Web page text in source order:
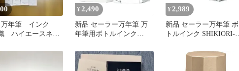
万年筆 インク
ハイエースネ
¥ 2,490
新品 セーラー万年筆 万
年筆用ボトルインク
び 橡 染料 20ml 13-1008-
235
¥ 2,989
新品 セーラー万年筆 ボ
トルインク SHIKIORI-四
じ） 水性染料 20ml 13-